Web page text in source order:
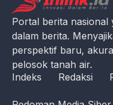
Portal berita nasional
dalam berita.
perspektif baru,
pelosok tanah air.
Indeks
Redaksi